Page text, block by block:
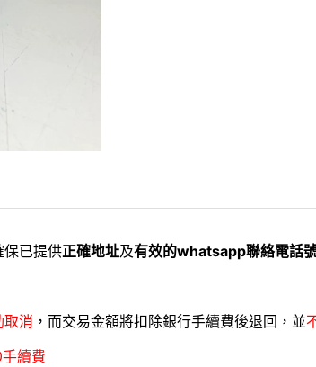
保已提供正確地址及有效的whatsapp聯絡電話
取消 ，而交易金額將扣除銀行手續費後退回，並
續費